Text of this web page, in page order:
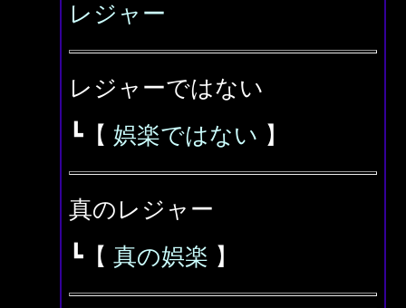
レジャー
レジャーではない
┗【 娯楽ではない 】
真のレジャー
┗【 真の娯楽 】